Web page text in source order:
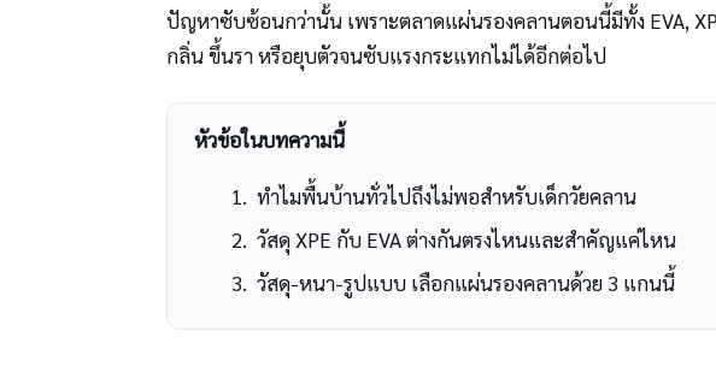
ปัญหาซับซ้อนกว่านั้น เพราะตลาดแผ่นรองคลานตอนนี้มีทั้ง EVA,
กลิ่น ขึ้นรา หรือยุบตัวจนซับแรงกระแทกไม่ได้อีกต่อไป
หัวข้อในบทความนี้
ทำไมพื้นบ้านทั่วไปถึงไม่พอสำหรับเด็กวัยคลาน
วัสดุ XPE กับ EVA ต่างกันตรงไหนและสำคัญแค่ไหน
วัสดุ-หนา-รูปแบบ เลือกแผ่นรองคลานด้วย 3 แกนนี้